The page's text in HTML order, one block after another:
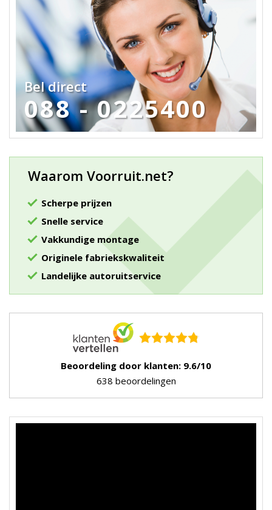
Bel direct
088 - 0225400
Waarom Voorruit.net?
Scherpe prijzen
Snelle service
Vakkundige montage
Originele fabriekskwaliteit
Landelijke autoruitservice
Beoordeling door klanten: 9.6/10
638 beoordelingen